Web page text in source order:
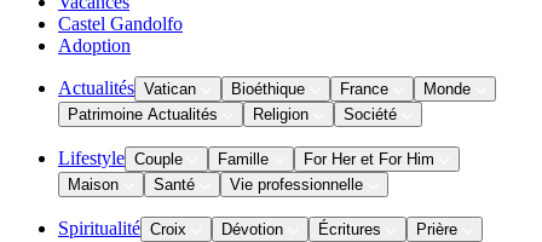
Castel Gandolfo
Adoption
Actualités Vatican Bioéthique France
Monde
Patrimoine Actualités
Religion Société
Lifestyle Couple Famille
For Her et For Him
Maison
Santé Vie professionnelle
Spiritualité Croix Dévotion Écritures
Prière